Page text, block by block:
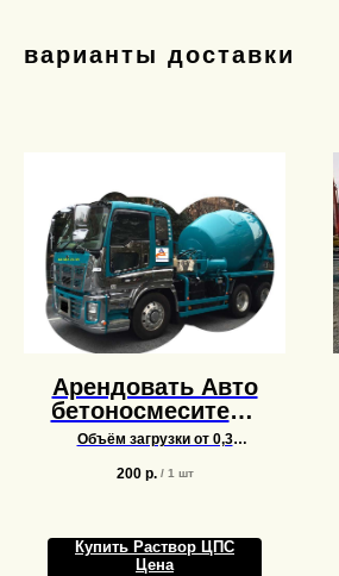
варианты доставки
Арендовать Авто
бетоносмеситель
, Миксер,
Объём загрузки от 0,3
более 12
200 р. / 1 шт
Купить Раствор ЦПС
Цена